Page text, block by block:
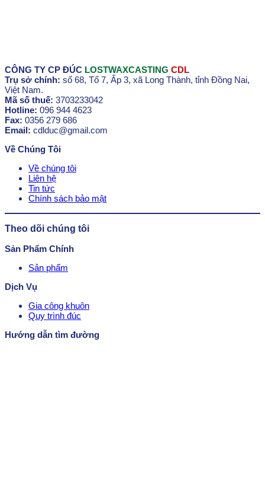
CÔNG TY CP ĐÚC LOSTWAXCASTING CDL
Trụ sở chính: số 68, Tổ 7, Ấp 3, xã Long Thành, tỉnh Đồng Nai,
Việt Nam.
Mã số thuế: 3703233042
Hotline: 096 944 4623
Fax: 0356 279 686
Email: cdlduc@gmail.com
Về Chúng Tôi
Về chúng tôi
Liên hệ
Tin tức
Chính sách bảo mật
Theo dõi chúng tôi
Sản Phẩm Chính
Sản phẩm
Dịch Vụ
Gia công khuôn
Quy trình đúc
Hướng dẫn tìm đường